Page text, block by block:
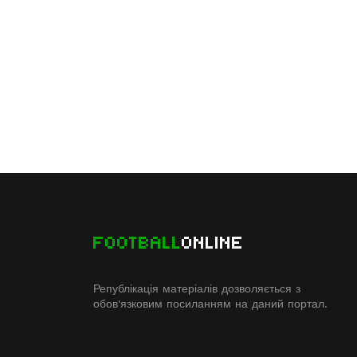
FOOTBALLONLINE
Републікація матеріалів дозволяється з
обов'язковим посиланням на даний портал.